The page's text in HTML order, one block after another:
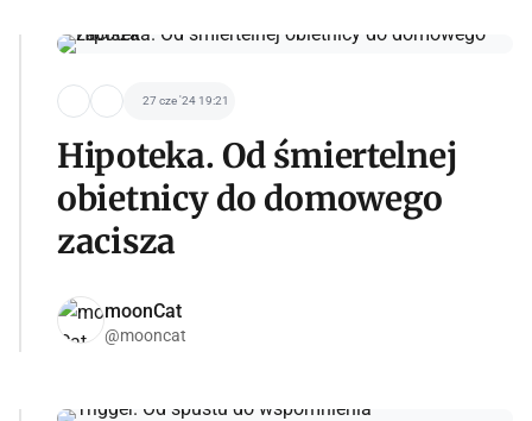
27 cze '24 19:21
Hipoteka. Od śmiertelnej
obietnicy do domowego
zacisza
moonCat
@mooncat